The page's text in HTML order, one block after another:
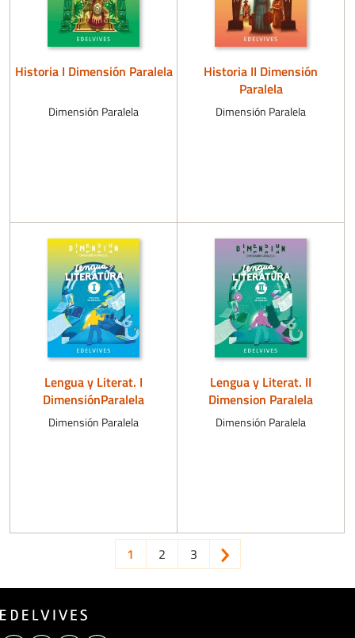
Historia I Dimensión Paralela
Dimensión Paralela
Historia II Dimensión
Paralela
Dimensión Paralela
Lengua y Literat. I
DimensiónParalela
Dimensión Paralela
Lengua y Literat. II
Dimension Paralela
Dimensión Paralela
Pagination
Current page
1 Page
2 Page
3 Next page
>